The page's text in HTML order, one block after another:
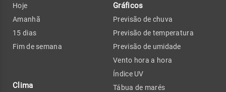
Hoje
Amanhã
15 dias
Fim de semana
Clima
Gráficos
Previsão de chuva
Previsão de temperatura
Previsão de umidade
Vento hora a hora
Índice UV
Tábua de marés